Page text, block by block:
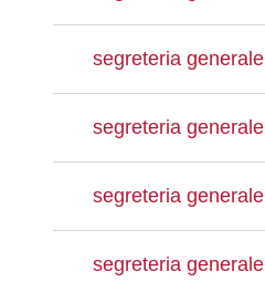
segreteria generale
segreteria generale
segreteria generale
segreteria generale